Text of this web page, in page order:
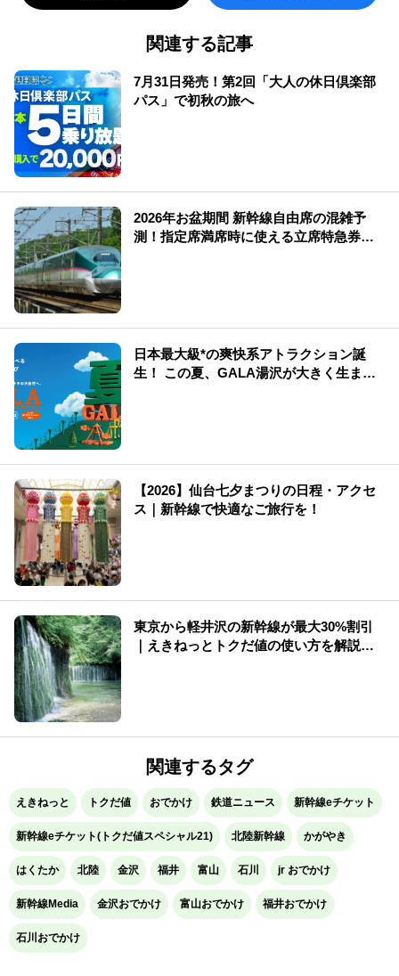
関連する記事
7月31日発売！第2回「大人の休日倶楽部
パス」で初秋の旅へ
2026年お盆期間 新幹線自由席の混雑予
測！指定席満席時に使える立席特急券も
日本最大級*の爽快系アトラクション誕
生！ この夏、GALA湯沢が大きく生まれ
【2026】仙台七夕まつりの日程・アクセ
ス｜新幹線で快適なご旅行を！
東京から軽井沢の新幹線が最大30%割引
｜えきねっとトクだ値の使い方を解説
関連するタグ
えきねっと トクだ値 おでかけ 鉄道ニュース 新幹線eチケット
新幹線eチケット(トクだ値スペシャル21) 北陸新幹線 かがやき
はくたか 北陸 金沢 福井 富山 石川 jr おでかけ
新幹線Media 金沢おでかけ 富山おでかけ 福井おでかけ
石川おでかけ